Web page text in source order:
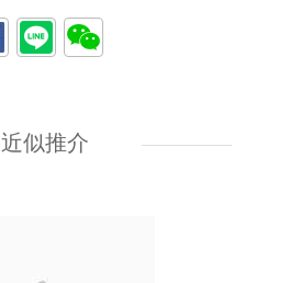
近似推介
54,800.00